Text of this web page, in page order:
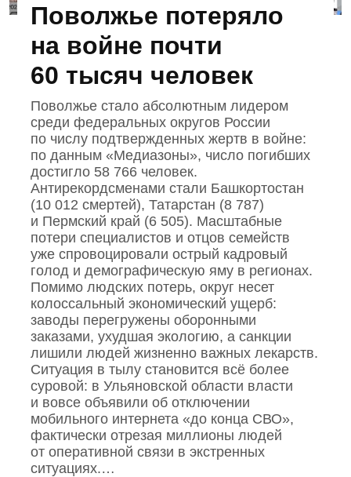
Поволжье потеряло
на войне почти
60 тысяч человек
Поволжье стало абсолютным лидером
среди федеральных округов России
по числу подтвержденных жертв в войне:
по данным «Медиазоны», число погибших
достигло 58 766 человек.
Антирекордсменами стали Башкортостан
(10 012 смертей), Татарстан (8 787)
и Пермский край (6 505). Масштабные
потери специалистов и отцов семейств
уже спровоцировали острый кадровый
голод и демографическую яму в регионах.
Помимо людских потерь, округ несет
колоссальный экономический ущерб:
заводы перегружены оборонными
заказами, ухудшая экологию, а санкции
лишили людей жизненно важных лекарств.
Ситуация в тылу становится всё более
суровой: в Ульяновской области власти
и вовсе объявили об отключении
мобильного интернета «до конца СВО»,
фактически отрезая миллионы людей
от оперативной связи в экстренных
ситуациях.…